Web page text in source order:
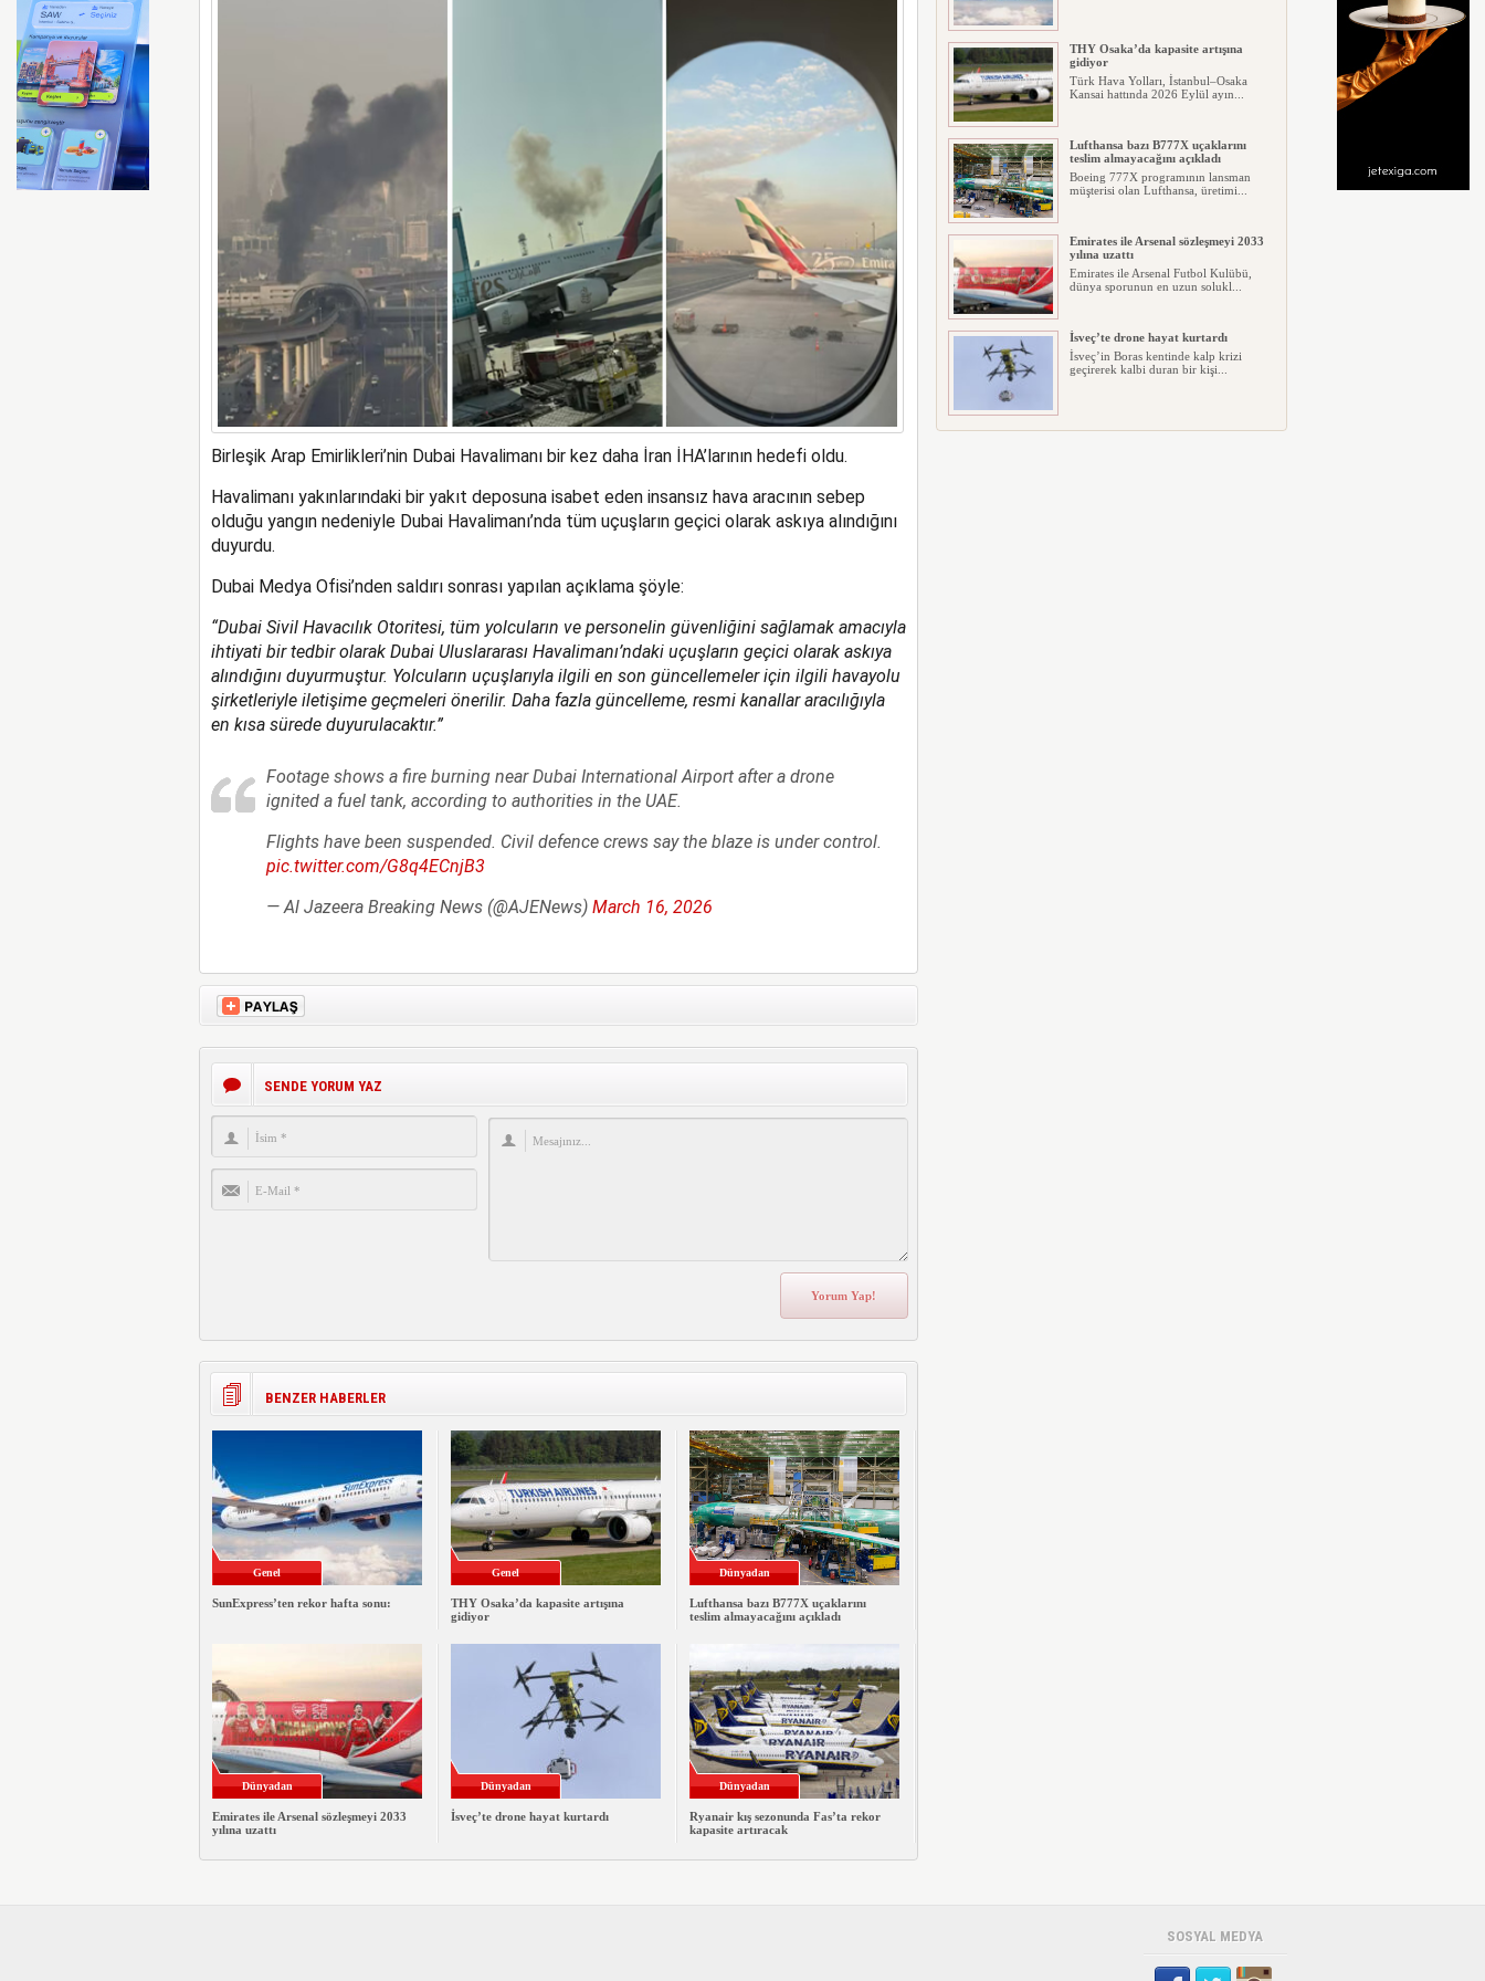
Birleşik Arap Emirlikleri’nin Dubai Havalimanı bir kez daha İran İHA’larının hedefi oldu.
Havalimanı yakınlarındaki bir yakıt deposuna isabet eden insansız hava aracının sebep
olduğu yangın nedeniyle Dubai Havalimanı’nda tüm uçuşların geçici olarak askıya alındığını
duyurdu.
Dubai Medya Ofisi’nden saldırı sonrası yapılan açıklama şöyle:
“Dubai Sivil Havacılık Otoritesi, tüm yolcuların ve personelin güvenliğini sağlamak amacıyla
ihtiyati bir tedbir olarak Dubai Uluslararası Havalimanı’ndaki uçuşların geçici olarak askıya
alındığını duyurmuştur. Yolcuların uçuşlarıyla ilgili en son güncellemeler için ilgili havayolu
şirketleriyle iletişime geçmeleri önerilir. Daha fazla güncelleme, resmi kanallar aracılığıyla
en kısa sürede duyurulacaktır.”
Footage shows a fire burning near Dubai International Airport after a drone
ignited a fuel tank, according to authorities in the UAE.
Flights have been suspended. Civil defence crews say the blaze is under control.
pic.twitter.com/G8q4ECnjB3
— Al Jazeera Breaking News (@AJENews) March 16, 2026
SENDE YORUM YAZ
BENZER HABERLER
Genel
SunExpress’ten rekor hafta sonu:
Genel
THY Osaka’da kapasite artışına
gidiyor
Dünyadan
Lufthansa bazı B777X uçaklarını
teslim almayacağını açıkladı
Dünyadan
Emirates ile Arsenal sözleşmeyi 2033
yılına uzattı
Dünyadan
İsveç’te drone hayat kurtardı
Dünyadan
Ryanair kış sezonunda Fas’ta rekor
kapasite artıracak
THY Osaka’da kapasite artışına
gidiyor
Türk Hava Yolları, İstanbul–Osaka
Kansai hattında 2026 Eylül ayın...
Lufthansa bazı B777X uçaklarını
teslim almayacağını açıkladı
Boeing 777X programının lansman
müşterisi olan Lufthansa, üretimi...
Emirates ile Arsenal sözleşmeyi 2033
yılına uzattı
Emirates ile Arsenal Futbol Kulübü,
dünya sporunun en uzun solukl...
İsveç’te drone hayat kurtardı
İsveç’in Boras kentinde kalp krizi
geçirerek kalbi duran bir kişi...
Ryanair kış sezonunda Fas’ta rekor
SOSYAL MEDYA